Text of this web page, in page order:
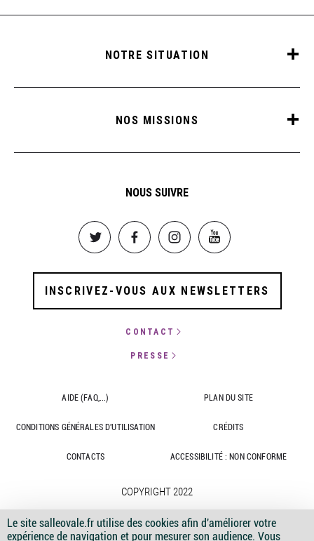
NOTRE SITUATION
NOS MISSIONS
NOUS SUIVRE
Image Image Image Image
INSCRIVEZ-VOUS AUX NEWSLETTERS
CONTACT
PRESSE
AIDE (FAQ,...) PLAN DU SITE
CONDITIONS GÉNÉRALES D'UTILISATION CRÉDITS
CONTACTS ACCESSIBILITÉ : NON CONFORME
COPYRIGHT 2022
Le site salleovale.fr utilise des cookies afin d'améliorer votre
expérience de navigation et pour mesurer son audience. Vous